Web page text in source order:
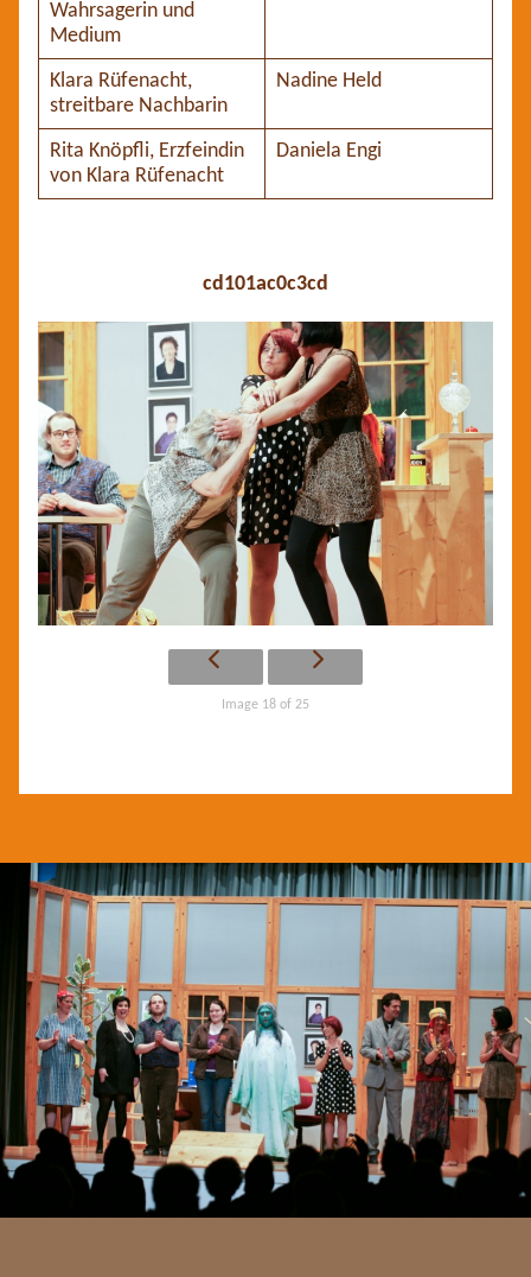
Wahrsagerin und
Medium
Klara Rüfenacht,
streitbare Nachbarin
Nadine Held
Rita Knöpfli, Erzfeindin
von Klara Rüfenacht
Daniela Engi
cd101ac0c3cd
Image 18 of 25